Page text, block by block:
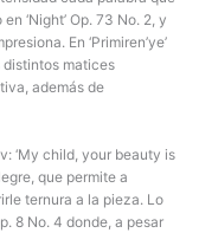
‘Night’ Op. 73 No. 2, y
En ‘Primiren’ye’
distintos matices
además de
‘My child, your beauty is
que permite a
ternura a la pieza. Lo
8 No. 4 donde, a pesar